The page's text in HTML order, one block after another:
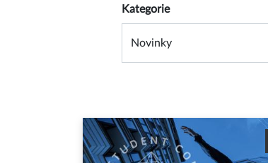
Overview
Kategorie